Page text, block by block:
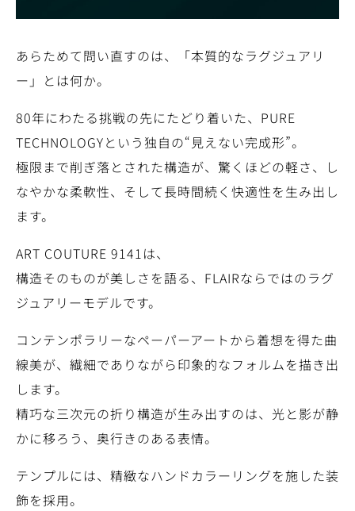
あらためて問い直すのは、「本質的なラグジュアリ
ー」とは何か。
80年にわたる挑戦の先にたどり着いた、PURE
TECHNOLOGYという独自の“見えない完成形”。
極限まで削ぎ落とされた構造が、驚くほどの軽さ、し
なやかな柔軟性、そして長時間続く快適性を生み出し
ます。
ART COUTURE 9141は、
構造そのものが美しさを語る、FLAIRならではのラグ
ジュアリーモデルです。
コンテンポラリーなペーパーアートから着想を得た曲
線美が、繊細でありながら印象的なフォルムを描き出
します。
精巧な三次元の折り構造が生み出すのは、光と影が静
かに移ろう、奥行きのある表情。
テンプルには、精緻なハンドカラーリングを施した装
飾を採用。